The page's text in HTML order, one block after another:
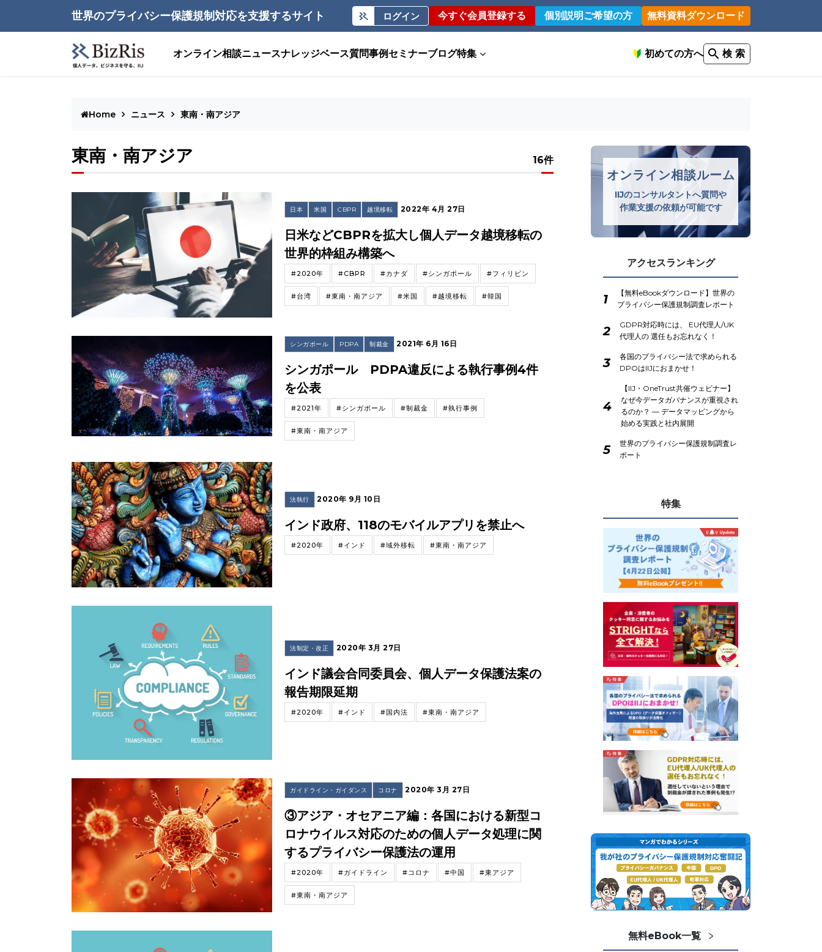
世界のプライバシー保護規制対応を支援するサイト ログイン 今すぐ会員登録する 個別説明ご希望の方 無料資料ダウンロード
オンライン相談ニュースナレッジベース質問事例 セミナーブログ特集 初めての方へ 検 索
Home ニュース 東南・南アジア
東南・南アジア 16件
日本 米国 CBPR 越境移転 2022年 4月 27日
日米などCBPRを拡大し個人データ越境移転の
世界的枠組み構築へ
#2020年 #CBPR #カナダ #シンガポール #フィリピン
#台湾 #東南・南アジア #米国 #越境移転 #韓国
シンガポール PDPA 制裁金 2021年 6月 16日
シンガポール PDPA違反による執行事例4件
を公表
#2021年 #シンガポール #制裁金 #執行事例
#東南・南アジア
法執行 2020年 9月 10日
インド政府、118のモバイルアプリを禁止へ
#2020年 #インド #域外移転 #東南・南アジア
法制定・改正 2020年 3月 27日
インド議会合同委員会、個人データ保護法案の
報告期限延期
#2020年 #インド #国内法 #東南・南アジア
ガイドライン・ガイダンス コロナ 2020年 3月 27日
③アジア・オセアニア編：各国における新型コ
ロナウイルス対応のための個人データ処理に関
するプライバシー保護法の運用
#2020年 #ガイドライン #コロナ #中国 #東アジア
#東南・南アジア
オンライン相談ルーム
IIJのコンサルタントへ質問や
作業支援の依頼が可能です
アクセスランキング
1
【無料eBookダウンロード】世界の
プライバシー保護規制調査レポート
2
GDPR対応時には、 EU代理人/UK
代理人の 選任もお忘れなく！
3
各国のプライバシー法で求められる
DPOはIIJにおまかせ！
4
【IIJ・OneTrust共催ウェビナー】
なぜ今データガバナンスが重視され
るのか？ ― データマッピングから
始める実践と社内展開
5
世界のプライバシー保護規制調査レ
ポート
特集
無料eBook一覧